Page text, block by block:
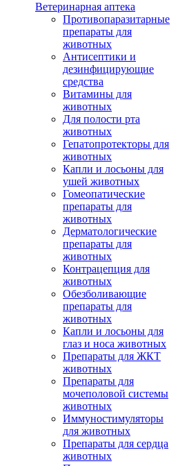
Ветеринарная аптека
Противопаразитарные
препараты для
животных
Антисептики и
дезинфицирующие
средства
Витамины для
животных
Для полости рта
животных
Гепатопротекторы для
животных
Капли и лосьоны для
ушей животных
Гомеопатические
препараты для
животных
Дерматологические
препараты для
животных
Контрацепция для
животных
Обезболивающие
препараты для
животных
Капли и лосьоны для
глаз и носа животных
Препараты для ЖКТ
животных
Препараты для
мочеполовой системы
животных
Иммуностимуляторы
для животных
Препараты для сердца
животных